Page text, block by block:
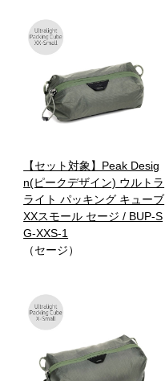
【セット対象】Peak Desig
n(ピークデザイン) ウルトラ
ライト パッキング キューブ
XXスモール セージ / BUP-S
G-XXS-1
（セージ）